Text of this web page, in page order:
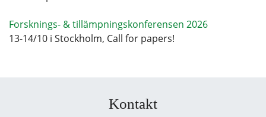
Forsknings- & tillämpningskonferensen 2026
13-14/10 i Stockholm, Call for papers!
Kontakt